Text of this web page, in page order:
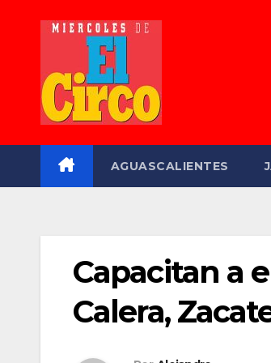
AGUASCALIENTES
Capacitan a
Calera,